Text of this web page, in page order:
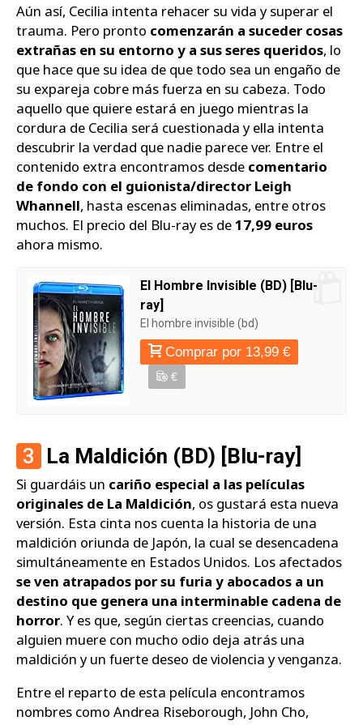
Aún así, Cecilia intenta rehacer su vida y superar el
trauma. Pero pronto comenzarán a suceder cosas
extrañas en su entorno y a sus seres queridos, lo
que hace que su idea de que todo sea un engaño de
su expareja cobre más fuerza en su cabeza. Todo
aquello que quiere estará en juego mientras la
cordura de Cecilia será cuestionada y ella intenta
descubrir la verdad que nadie parece ver. Entre el
contenido extra encontramos desde comentario
de fondo con el guionista/director Leigh
Whannell, hasta escenas eliminadas, entre otros
muchos. El precio del Blu-ray es de17,99 euros
ahora mismo.
El Hombre Invisible (BD) [Blu-
ray]
El hombre invisible (bd)
Comprar por 13,99 €
€
3 La Maldición (BD) [Blu-ray]
Si guardáis un cariño especial a las películas
originales de La Maldición, os gustará esta nueva
versión. Esta cinta nos cuenta la historia de una
maldición oriunda de Japón, la cual se desencadena
simultáneamente en Estados Unidos. Los afectados
se ven atrapados por su furia y abocados a un
destino que genera una interminable cadena de
horror. Y es que, según ciertas creencias, cuando
alguien muere con mucho odio deja atrás una
maldición y un fuerte deseo de violencia y venganza.
Entre el reparto de esta película encontramos
nombres como Andrea Riseborough, John Cho,